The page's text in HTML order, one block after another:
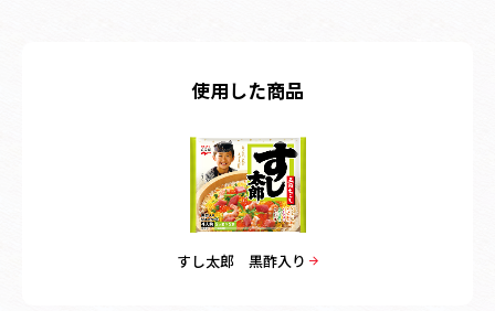
使用した商品
すし太郎 黒酢入り